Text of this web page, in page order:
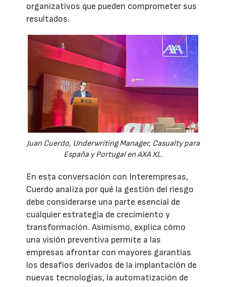
organizativos que pueden comprometer sus
resultados.
Juan Cuerdo, Underwriting Manager, Casualty para
España y Portugal en AXA XL.
En esta conversación con Interempresas,
Cuerdo analiza por qué la gestión del riesgo
debe considerarse una parte esencial de
cualquier estrategia de crecimiento y
transformación. Asimismo, explica cómo
una visión preventiva permite a las
empresas afrontar con mayores garantías
los desafíos derivados de la implantación de
nuevas tecnologías, la automatización de